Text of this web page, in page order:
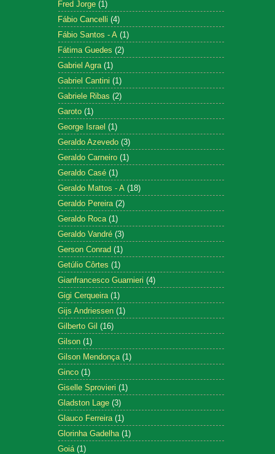
Fred Jorge (1)
Fábio Cancelli (4)
Fábio Santos - A (1)
Fátima Guedes (2)
Gabriel Agra (1)
Gabriel Cantini (1)
Gabriele Ribas (2)
Garoto (1)
George Israel (1)
Geraldo Azevedo (3)
Geraldo Carneiro (1)
Geraldo Casé (1)
Geraldo Mattos - A (18)
Geraldo Pereira (2)
Geraldo Roca (1)
Geraldo Vandré (3)
Gerson Conrad (1)
Getúlio Côrtes (1)
Gianfrancesco Guarnieri (4)
Gigi Cerqueira (1)
Gijs Andriessen (1)
Gilberto Gil (16)
Gilson (1)
Gilson Mendonça (1)
Ginco (1)
Giselle Sprovieri (1)
Gladston Lage (3)
Glauco Ferreira (1)
Glorinha Gadelha (1)
Goiá (1)